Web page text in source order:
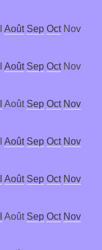
Août Sep Oct Nov
Août Sep Oct Nov
Août Sep Oct Nov
Août Sep Oct Nov
Août Sep Oct Nov
Août Sep Oct Nov